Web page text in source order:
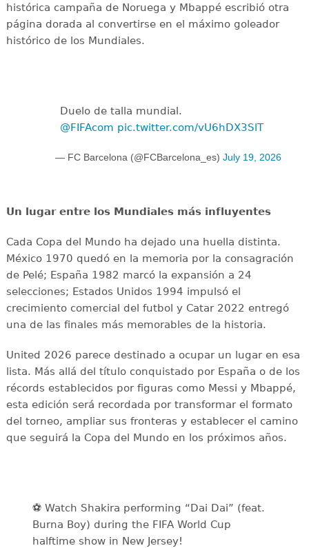
histórica campaña de Noruega y Mbappé escribió otra
página dorada al convertirse en el máximo goleador
histórico de los Mundiales.
Duelo de talla mundial.
@FIFAcom pic.twitter.com/vU6hDX3SlT
— FC Barcelona (@FCBarcelona_es) July 19, 2026
Un lugar entre los Mundiales más influyentes
Cada Copa del Mundo ha dejado una huella distinta.
México 1970 quedó en la memoria por la consagración
de Pelé; España 1982 marcó la expansión a 24
selecciones; Estados Unidos 1994 impulsó el
crecimiento comercial del futbol y Catar 2022 entregó
una de las finales más memorables de la historia.
United 2026 parece destinado a ocupar un lugar en esa
lista. Más allá del título conquistado por España o de los
récords establecidos por figuras como Messi y Mbappé,
esta edición será recordada por transformar el formato
del torneo, ampliar sus fronteras y establecer el camino
que seguirá la Copa del Mundo en los próximos años.
⚽️️ Watch Shakira performing “Dai Dai” (feat.
Burna Boy) during the FIFA World Cup
halftime show in New Jersey!